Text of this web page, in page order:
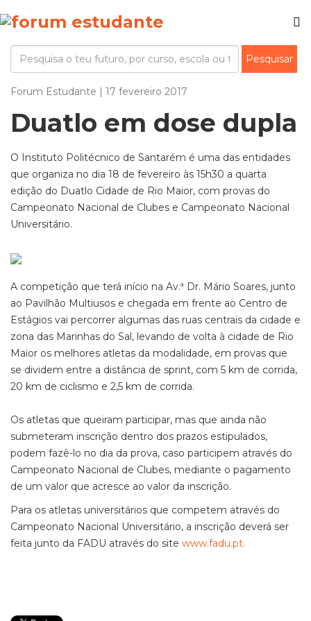
Forum Estudante | 17 fevereiro 2017
Duatlo em dose dupla
O Instituto Politécnico de Santarém é uma das entidades
que organiza no dia 18 de fevereiro às 15h30 a quarta
edição do Duatlo Cidade de Rio Maior, com provas do
Campeonato Nacional de Clubes e Campeonato Nacional
Universitário.
A competição que terá início na Av.ª Dr. Mário Soares, junto
ao Pavilhão Multiusos e chegada em frente ao Centro de
Estágios vai percorrer algumas das ruas centrais da cidade e
zona das Marinhas do Sal, levando de volta à cidade de Rio
Maior os melhores atletas da modalidade, em provas que
se dividem entre a distância de sprint, com 5 km de corrida,
20 km de ciclismo e 2,5 km de corrida.
Os atletas que queiram participar, mas que ainda não
submeteram inscrição dentro dos prazos estipulados,
podem fazê-lo no dia da prova, caso participem através do
Campeonato Nacional de Clubes, mediante o pagamento
de um valor que acresce ao valor da inscrição.
Para os atletas universitários que competem através do
Campeonato Nacional Universitário, a inscrição deverá ser
feita junto da FADU através do site www.fadu.pt.